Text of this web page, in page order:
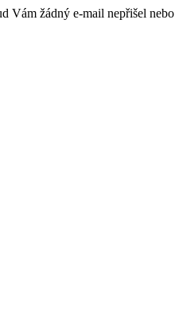
Vám žádný e-mail nepřišel